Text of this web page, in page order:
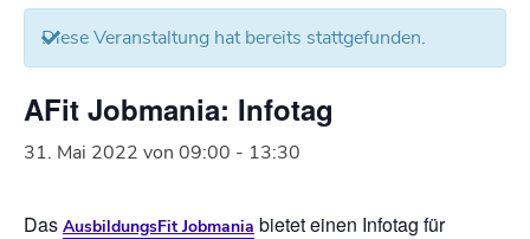
Diese Veranstaltung hat bereits stattgefunden.
AFit Jobmania: Infotag
31. Mai 2022 von 09:00 - 13:30
Das AusbildungsFit Jobmania bietet einen Infotag für